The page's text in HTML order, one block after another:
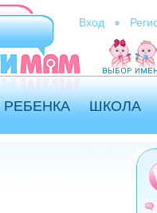
Вход
РЕБЕНКА ШКОЛА